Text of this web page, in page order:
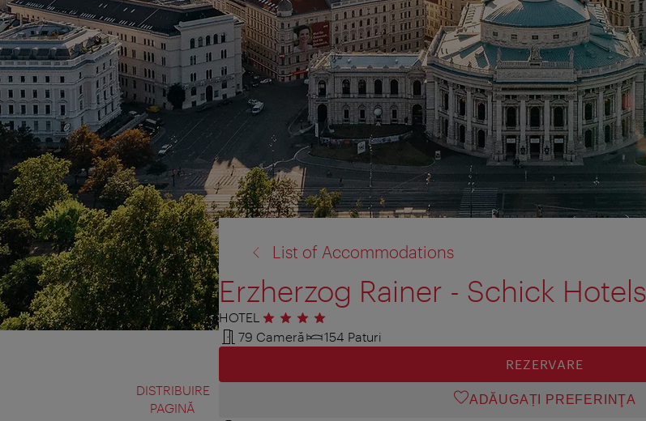
DISTRIBUIRE
PAGINĂ
List of Accommodations
Erzherzog Rainer - Schick Hotels
HOTEL 4 stele
79 Cameră
154 Paturi
REZERVARE
ADĂUGAȚI PREFERINŢA